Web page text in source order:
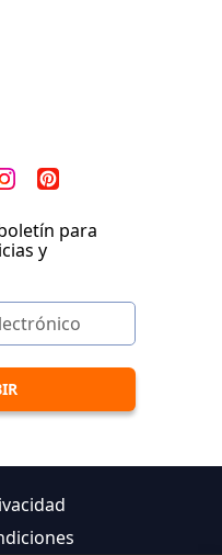
para
y